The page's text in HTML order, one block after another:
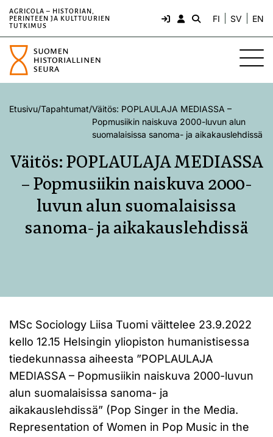
AGRICOLA – HISTORIAN,
PERINTEEN JA KULTTUURIEN
TUTKIMUS
FI SV EN
Etusivu/Tapahtumat/Väitös: POPLAULAJA MEDIASSA –
Popmusiikin naiskuva 2000-luvun alun
suomalaisissa sanoma- ja aikakauslehdissä
Väitös: POPLAULAJA MEDIASSA
– Popmusiikin naiskuva 2000-
luvun alun suomalaisissa
sanoma- ja aikakauslehdissä
MSc Sociology Liisa Tuomi väittelee 23.9.2022
kello 12.15 Helsingin yliopiston humanistisessa
tiedekunnassa aiheesta ”POPLAULAJA
MEDIASSA – Popmusiikin naiskuva 2000-luvun
alun suomalaisissa sanoma- ja
aikakauslehdissä” (Pop Singer in the Media.
Representation of Women in Pop Music in the